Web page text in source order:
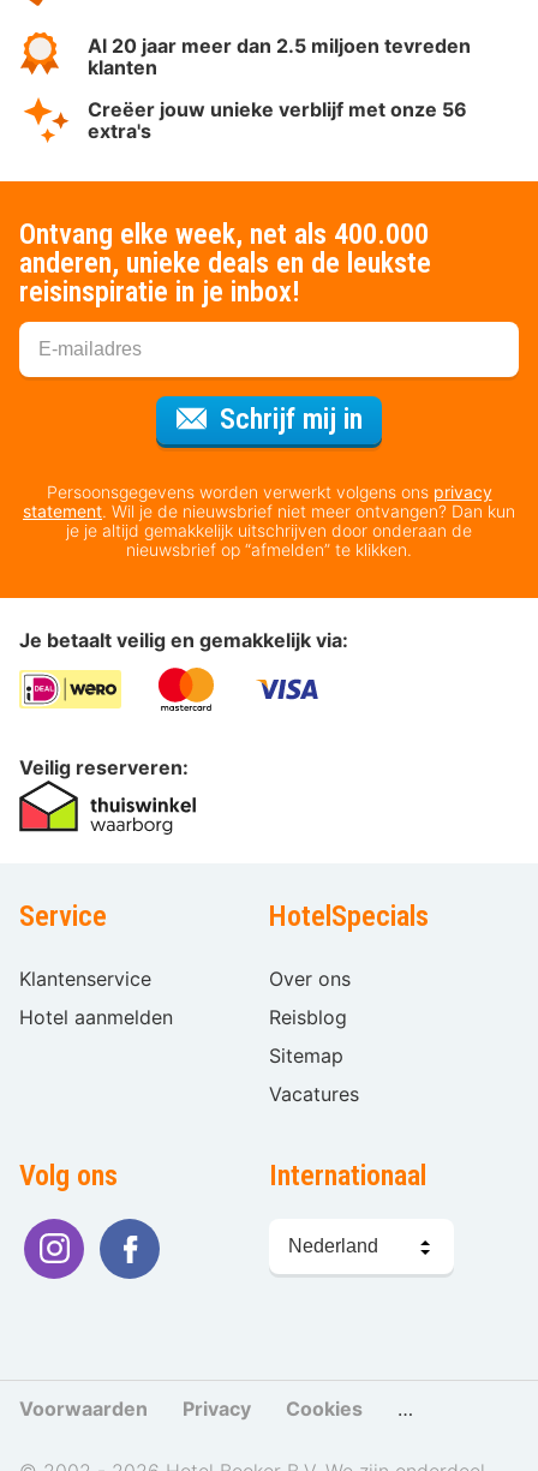
Al 20 jaar meer dan 2.5 miljoen tevreden
klanten
Creëer jouw unieke verblijf met onze 56
extra's
Ontvang elke week, net als 400.000
anderen, unieke deals en de leukste
reisinspiratie in je inbox!
Schrijf mij in
Persoonsgegevens worden verwerkt volgens ons privacy
statement. Wil je de nieuwsbrief niet meer ontvangen? Dan kun
je je altijd gemakkelijk uitschrijven door onderaan de
nieuwsbrief op “afmelden” te klikken.
Je betaalt veilig en gemakkelijk via:
Veilig reserveren:
Service
Klantenservice
Hotel aanmelden
HotelSpecials
Over ons
Reisblog
Sitemap
Vacatures
Volg ons Internationaal
kiezen
Voorwaarden Privacy Cookies Cookies